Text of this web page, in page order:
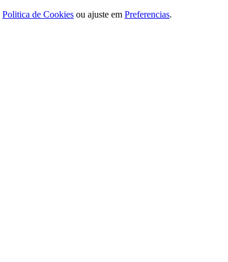
Politica de Cookies ou ajuste em Preferencias.